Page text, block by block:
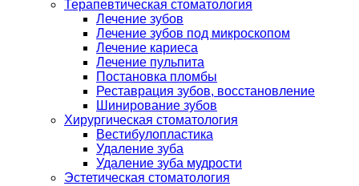
Терапевтическая стоматология
Лечение зубов
Лечение зубов под микроскопом
Лечение кариеса
Лечение пульпита
Постановка пломбы
Реставрация зубов, восстановление
Шинирование зубов
Хирургическая стоматология
Вестибулопластика
Удаление зуба
Удаление зуба мудрости
Эстетическая стоматология